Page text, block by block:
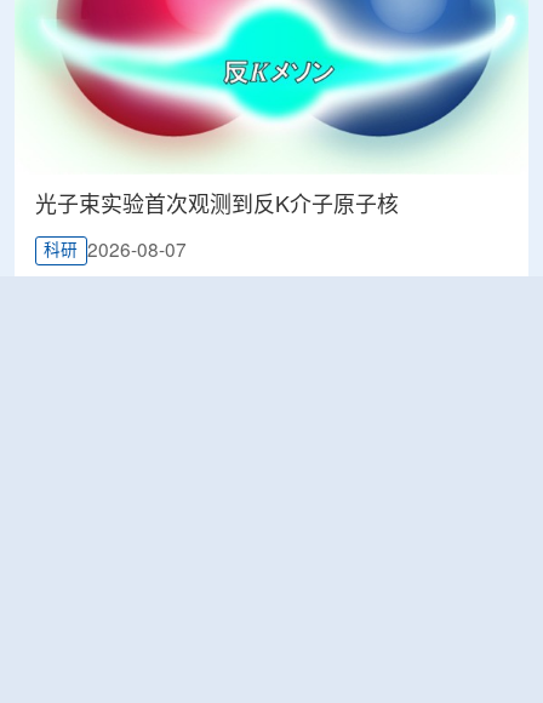
光子束实验首次观测到反K介子原子核
科研 2026-08-07